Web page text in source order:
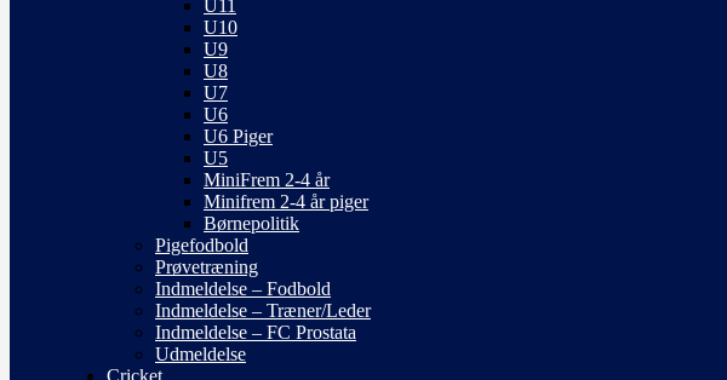
U11
U10
U9
U8
U7
U6
U6 Piger
U5
MiniFrem 2-4 år
Minifrem 2-4 år piger
Børnepolitik
Pigefodbold
Prøvetræning
Indmeldelse – Fodbold
Indmeldelse – Træner/Leder
Indmeldelse – FC Prostata
Udmeldelse
Cricket